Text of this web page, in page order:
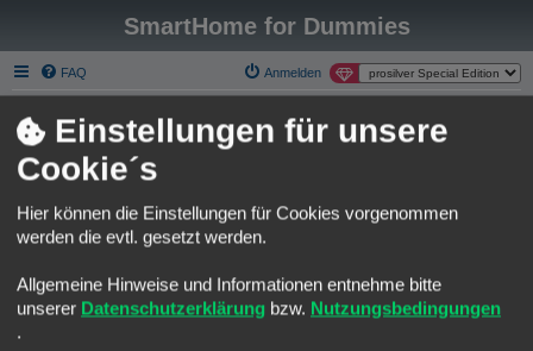
SmartHome for Dummies
FAQ Anmelden
Über Smart Homee for Dummies
Die phpBB Forum Software gehört nicht wirklich zu den modernsten
seiner Art.
kläglich gescheitert.
Einstellungen für unsere
Cookie´s
Hier können die Einstellungen für Cookies vorgenommen
werden die evtl. gesetzt werden.
Allgemeine Hinweise und Informationen entnehme bitte
unserer Datenschutzerklärung bzw. Nutzungsbedingungen
.